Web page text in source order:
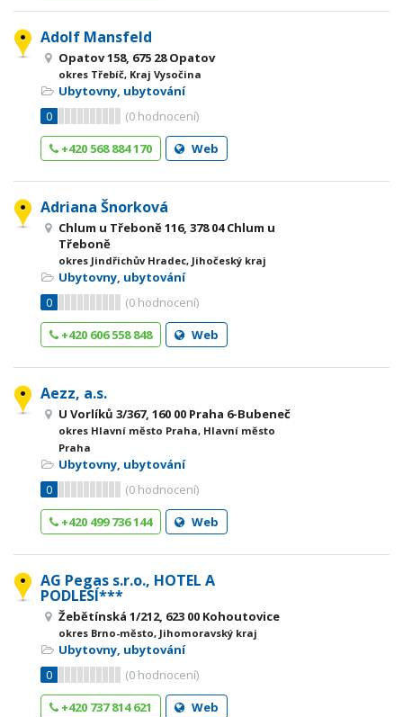
Adolf Mansfeld
Opatov 158, 675 28 Opatov
okres Třebíč, Kraj Vysočina
Ubytovny, ubytování
0
(0 hodnocení)
+420 568 884 170
Web
Adriana Šnorková
Chlum u Třeboně 116, 378 04 Chlum u
Třeboně
okres Jindřichův Hradec, Jihočeský kraj
Ubytovny, ubytování
0
(0 hodnocení)
+420 606 558 848
Web
Aezz, a.s.
U Vorlíků 3/367, 160 00 Praha 6-Bubeneč
okres Hlavní město Praha, Hlavní město
Praha
Ubytovny, ubytování
0
(0 hodnocení)
+420 499 736 144
Web
AG Pegas s.r.o., HOTEL A
PODLESÍ***
Žebětínská 1/212, 623 00 Kohoutovice
okres Brno-město, Jihomoravský kraj
Ubytovny, ubytování
0
(0 hodnocení)
+420 737 814 621
Web